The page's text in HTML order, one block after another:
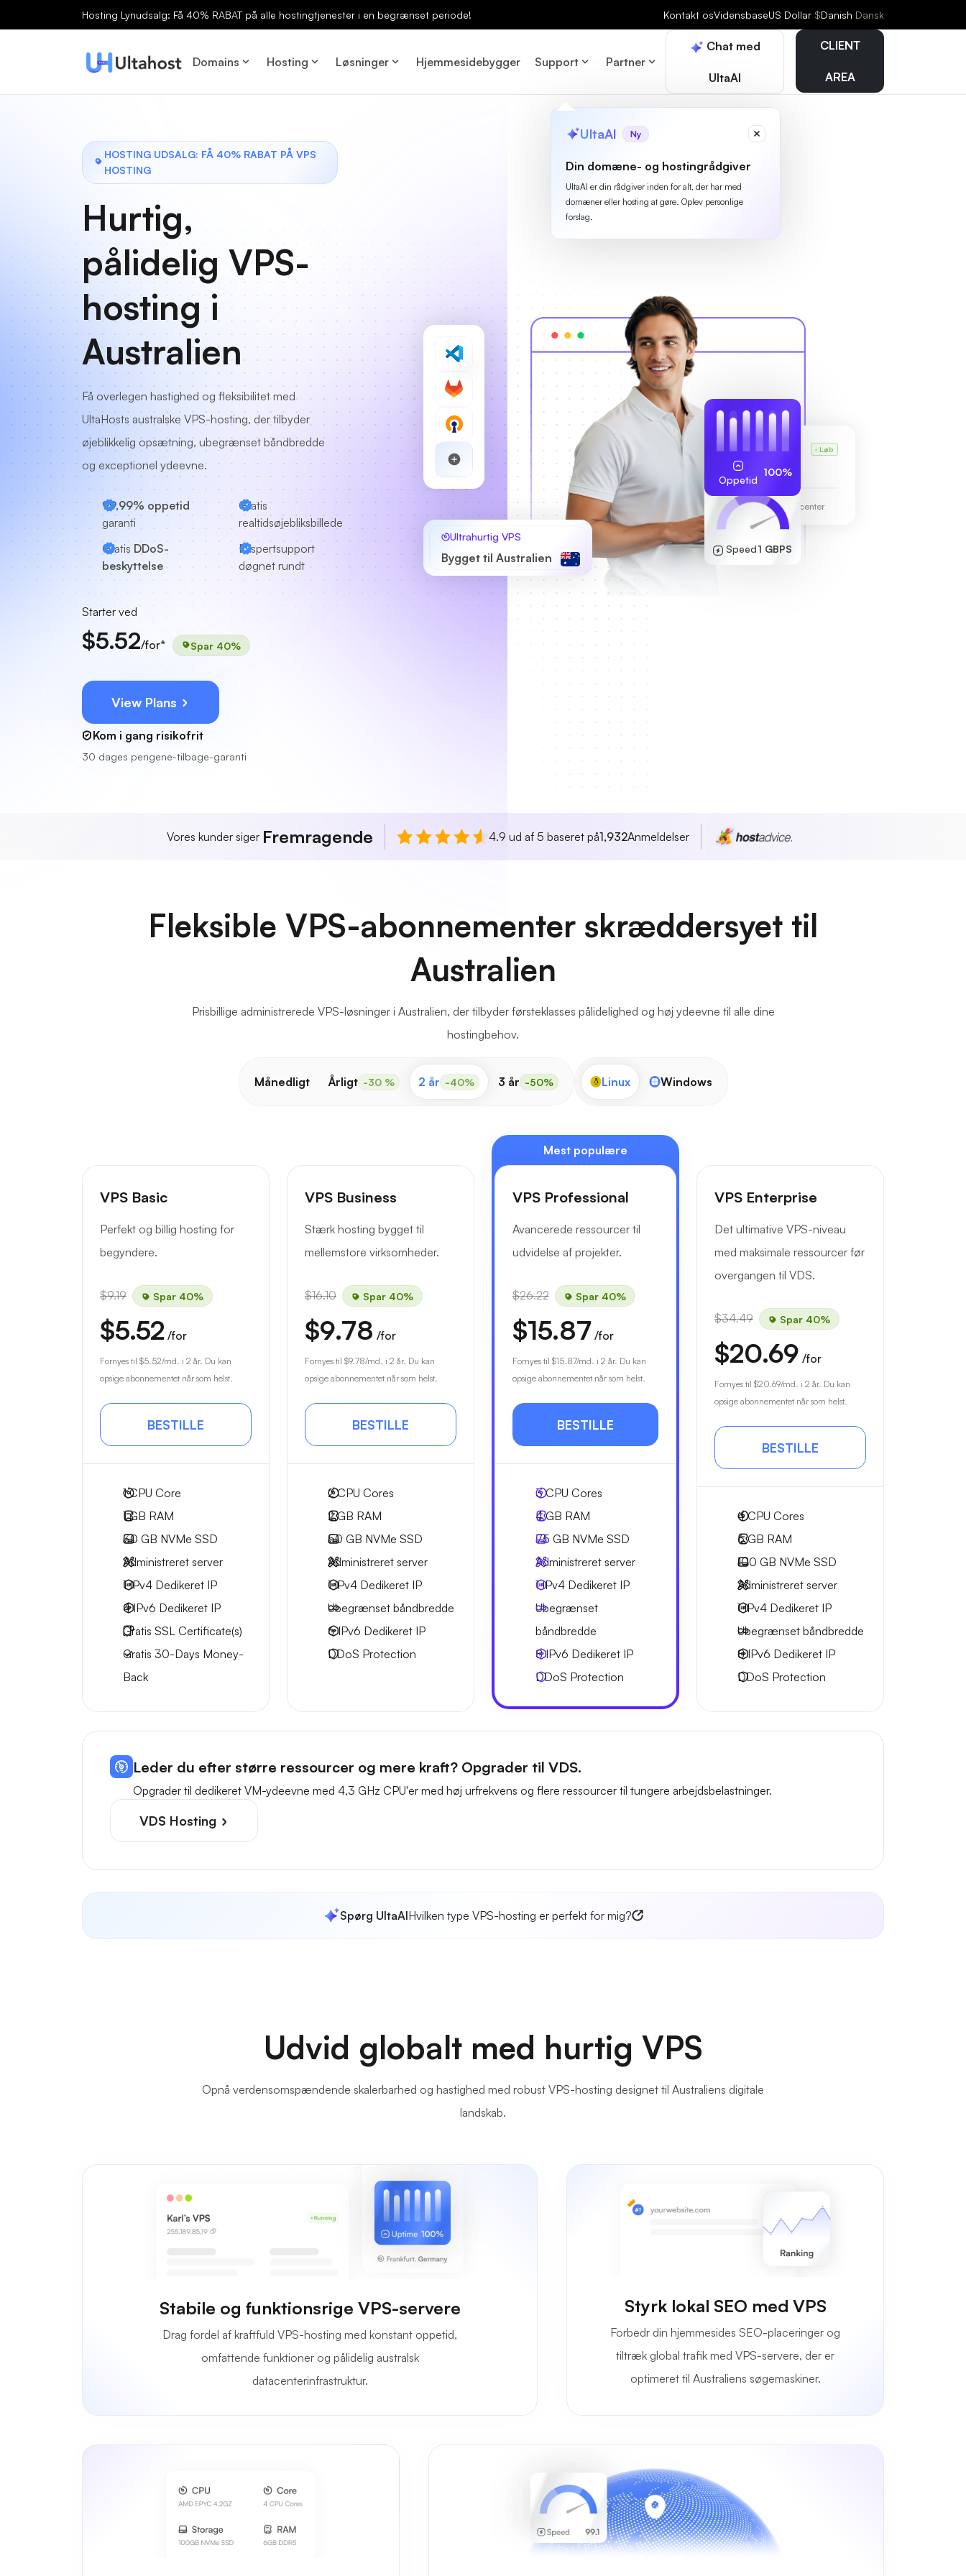
Hosting Lynudsalg: Få 40% RABAT på alle hostingtjenester i en begrænset periode! Kontakt osVidensbaseUS Dollar $Danish Dansk
Domains Hosting Løsninger Hjemmesidebygger Support Partner
Chat med
UltaAI
UltaAI Ny
Din domæne- og hostingrådgiver
UltaAI er din rådgiver inden for alt, der har med
domæner eller hosting at gøre. Oplev personlige
forslag.
CLIENT
AREA
HOSTING UDSALG: FÅ 40% RABAT PÅ VPS
HOSTING
Hurtig,
pålidelig VPS-
hosting i
Australien
Få overlegen hastighed og fleksibilitet med
UltaHosts australske VPS-hosting, der tilbyder
øjeblikkelig opsætning, ubegrænset båndbredde
og exceptionel ydeevne.
99,99% oppetid
garanti
Gratis
realtidsøjebliksbillede
Gratis DDoS-
beskyttelse
Ekspertsupport
døgnet rundt
Starter ved
$5.52/for* Spar 40%
View Plans
Kom i gang risikofrit
30 dages pengene-tilbage-garanti
Karls VPS Løb
255.189.85.19
Frankfurt datacenter
Speed1 GBPS
Oppetid
100%
Ultrahurtig VPS
Bygget til Australien
Vores kunder siger Fremragende 4.9 ud af 5 baseret på1,932Anmeldelser
Fleksible VPS-abonnementer skræddersyet til
Australien
Prisbillige administrerede VPS-løsninger i Australien, der tilbyder førsteklasses pålidelighed og høj ydeevne til alle dine
hostingbehov.
Månedligt Årligt -30 % 2 år -40% 3 år -50% Linux Windows
VPS Basic
Perfekt og billig hosting for
begyndere.
$9.19 Spar 40%
$5.52 /for
Fornyes til $5.52/md. i 2 år. Du kan
opsige abonnementet når som helst.
BESTILLE
1CPU Core
1 GB RAM
30 GB NVMe SSD
Administreret server
1 IPv4 Dedikeret IP
4 IPv6 Dedikeret IP
Gratis SSL Certificate(s)
Gratis 30-Days Money-
Back
VPS Business
Stærk hosting bygget til
mellemstore virksomheder.
$16.10 Spar 40%
$9.78 /for
Fornyes til $9.78/md. i 2 år. Du kan
opsige abonnementet når som helst.
BESTILLE
2CPU Cores
2 GB RAM
50 GB NVMe SSD
Administreret server
1 IPv4 Dedikeret IP
Ubegrænset båndbredde
6 IPv6 Dedikeret IP
DDoS Protection
Mest populære
VPS Professional
Avancerede ressourcer til
udvidelse af projekter.
$26.22 Spar 40%
$15.87 /for
Fornyes til $15.87/md. i 2 år. Du kan
opsige abonnementet når som helst.
BESTILLE
3CPU Cores
4 GB RAM
75 GB NVMe SSD
Administreret server
1 IPv4 Dedikeret IP
Ubegrænset
båndbredde
8 IPv6 Dedikeret IP
DDoS Protection
VPS Enterprise
Det ultimative VPS-niveau
med maksimale ressourcer før
overgangen til VDS.
$34.49 Spar 40%
$20.69 /for
Fornyes til $20.69/md. i 2 år. Du kan
opsige abonnementet når som helst.
BESTILLE
4CPU Cores
6 GB RAM
100 GB NVMe SSD
Administreret server
1 IPv4 Dedikeret IP
Ubegrænset båndbredde
8 IPv6 Dedikeret IP
DDoS Protection
Leder du efter større ressourcer og mere kraft? Opgrader til VDS.
Opgrader til dedikeret VM-ydeevne med 4,3 GHz CPU'er med høj urfrekvens og flere ressourcer til tungere arbejdsbelastninger.
VDS Hosting
Spørg UltaAIHvilken type VPS-hosting er perfekt for mig?
Udvid globalt med hurtig VPS
Opnå verdensomspændende skalerbarhed og hastighed med robust VPS-hosting designet til Australiens digitale
landskab.
Stabile og funktionsrige VPS-servere
Drag fordel af kraftfuld VPS-hosting med konstant oppetid,
omfattende funktioner og pålidelig australsk
datacenterinfrastruktur.
Styrk lokal SEO med VPS
Forbedr din hjemmesides SEO-placeringer og
tiltræk global trafik med VPS-servere, der er
optimeret til Australiens søgemaskiner.